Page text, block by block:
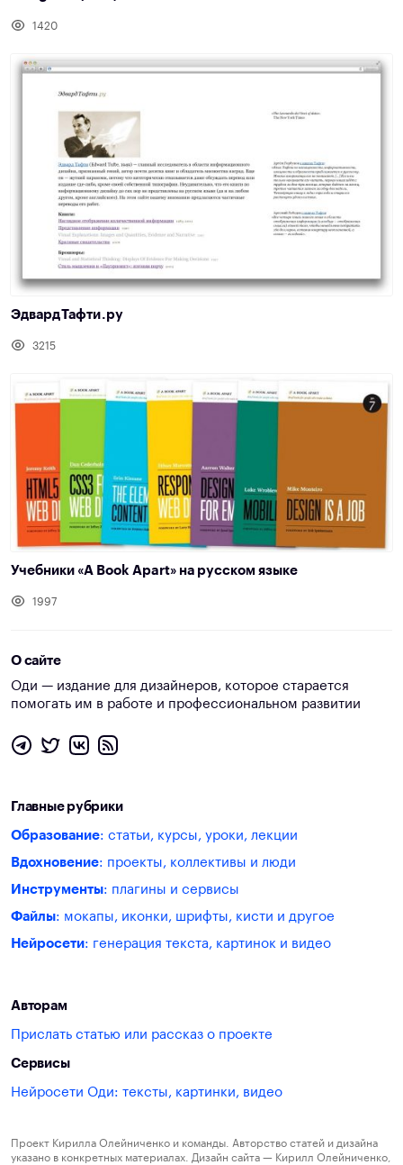
1420
Эдвард Тафти .ру
3215
Учебники «A Book Apart» на русском языке
1997
О сайте
Оди — издание для дизайнеров, которое старается
помогать им в работе и профессиональном развитии
Главные рубрики
Образование: статьи, курсы, уроки, лекции
Вдохновение: проекты, коллективы и люди
Инструменты: плагины и сервисы
Файлы: мокапы, иконки, шрифты, кисти и другое
Нейросети: генерация текста, картинок и видео
Авторам
Прислать статью или рассказ о проекте
Сервисы
Нейросети Оди: тексты, картинки, видео
Проект Кирилла Олейниченко и команды. Авторство статей и дизайна
указано в конкретных материалах. Дизайн сайта — Кирилл Олейниченко,